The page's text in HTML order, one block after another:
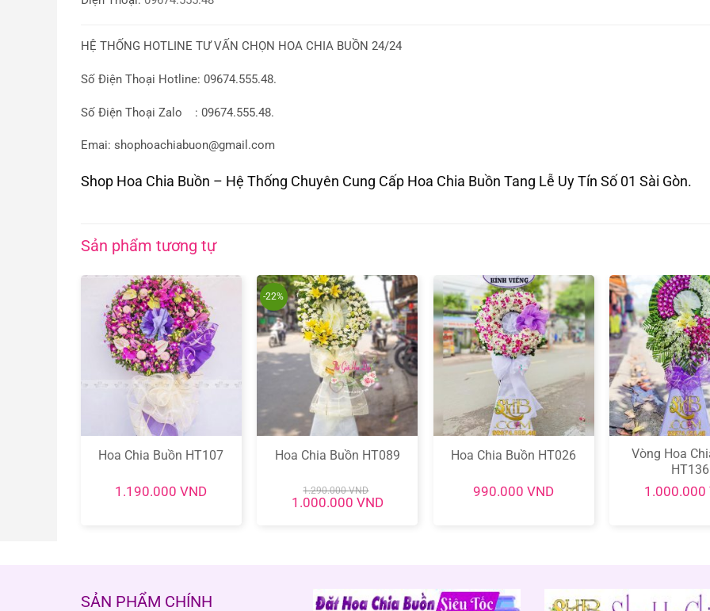
HỆ THỐNG HOTLINE TƯ VẤN CHỌN HOA CHIA BUỒN 24/24
Số Điện Thoại Hotline: 09674.555.48.
Số Điện Thoại Zalo : 09674.555.48.
Emai: shophoachiabuon@gmail.com
Shop Hoa Chia Buồn – Hệ Thống Chuyên Cung Cấp Hoa Chia Buồn Tang Lễ Uy Tín Số 01 Sài Gòn.
Sản phẩm tương tự
Hoa Chia Buồn HT107
1.190.000VND
-22%
Hoa Chia Buồn HT089
1.290.000VND
Giá
gốc
1.000.000 VNDGiá
Hoa Chia Buồn HT026
990.000VND
Vòng Hoa
HT136
1.000.000
SẢN PHẨM CHÍNH